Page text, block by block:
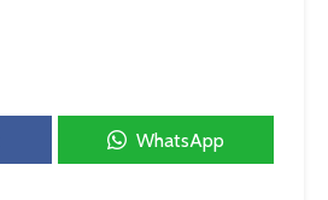
WhatsApp